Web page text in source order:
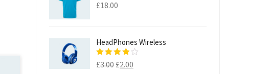
£18.00
HeadPhones Wireless
Note
3.67
£3.00 £2.00